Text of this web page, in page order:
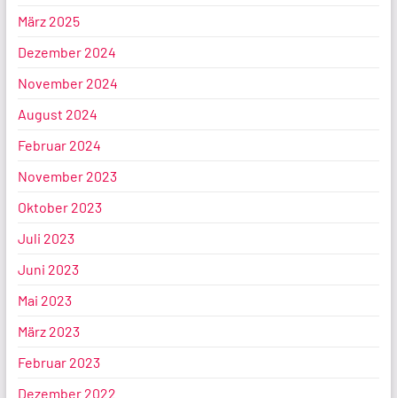
März 2025
Dezember 2024
November 2024
August 2024
Februar 2024
November 2023
Oktober 2023
Juli 2023
Juni 2023
Mai 2023
März 2023
Februar 2023
Dezember 2022